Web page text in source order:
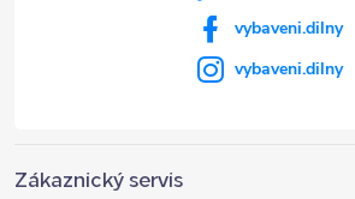
Zákaznický servis
vybaveni.dilny
vybaveni.dilny